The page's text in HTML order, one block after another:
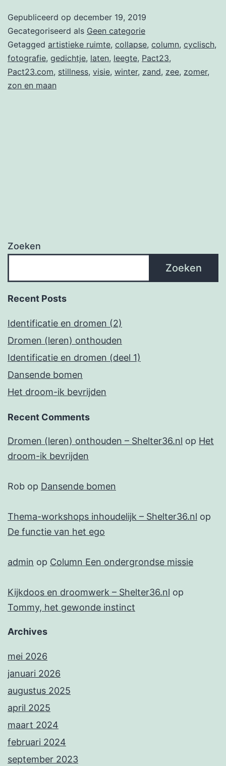
Gepubliceerd op december 19, 2019
Gecategoriseerd als Geen categorie
Getagged artistieke ruimte, collapse, column, cyclisch,
fotografie, gedichtje, laten, leegte, Pact23,
Pact23.com, stillness, visie, winter, zand, zee, zomer,
zon en maan
Zoeken
Zoeken
Recent Posts
Identificatie en dromen (2)
Dromen (leren) onthouden
Identificatie en dromen (deel 1)
Dansende bomen
Het droom-ik bevrijden
Recent Comments
Dromen (leren) onthouden – Shelter36.nl op Het
droom-ik bevrijden
Rob op Dansende bomen
Thema-workshops inhoudelijk – Shelter36.nl op
De functie van het ego
admin op Column Een ondergrondse missie
Kijkdoos en droomwerk – Shelter36.nl op
Tommy, het gewonde instinct
Archives
mei 2026
januari 2026
augustus 2025
april 2025
maart 2024
februari 2024
september 2023